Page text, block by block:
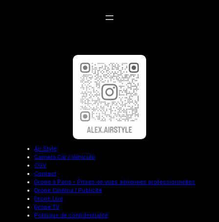
Air Style
Camera Car / Véhicule
CGV
Contact
Drone à Paris – Prises de vues aériennes professionnelles
Drone Cinéma / Publicité
Drone Live
Drone TV
Politique de confidentialité